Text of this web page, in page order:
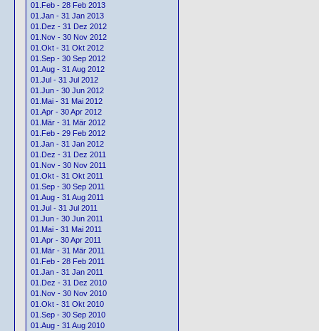
01.Feb - 28 Feb 2013
01.Jan - 31 Jan 2013
01.Dez - 31 Dez 2012
01.Nov - 30 Nov 2012
01.Okt - 31 Okt 2012
01.Sep - 30 Sep 2012
01.Aug - 31 Aug 2012
01.Jul - 31 Jul 2012
01.Jun - 30 Jun 2012
01.Mai - 31 Mai 2012
01.Apr - 30 Apr 2012
01.Mär - 31 Mär 2012
01.Feb - 29 Feb 2012
01.Jan - 31 Jan 2012
01.Dez - 31 Dez 2011
01.Nov - 30 Nov 2011
01.Okt - 31 Okt 2011
01.Sep - 30 Sep 2011
01.Aug - 31 Aug 2011
01.Jul - 31 Jul 2011
01.Jun - 30 Jun 2011
01.Mai - 31 Mai 2011
01.Apr - 30 Apr 2011
01.Mär - 31 Mär 2011
01.Feb - 28 Feb 2011
01.Jan - 31 Jan 2011
01.Dez - 31 Dez 2010
01.Nov - 30 Nov 2010
01.Okt - 31 Okt 2010
01.Sep - 30 Sep 2010
01.Aug - 31 Aug 2010